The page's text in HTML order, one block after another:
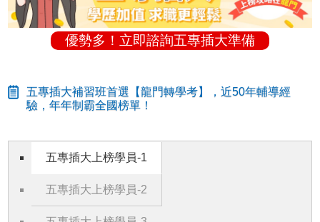
優勢多！立即諮詢五專插大準備
五專插大補習班首選【龍門轉學考】，近50年輔導經
驗，年年制霸全國榜單！
五專插大上榜學員-1
五專插大上榜學員-2